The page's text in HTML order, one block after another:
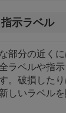
示ラベル
部分の近く
ラベルや指
。破損した
しいラベル